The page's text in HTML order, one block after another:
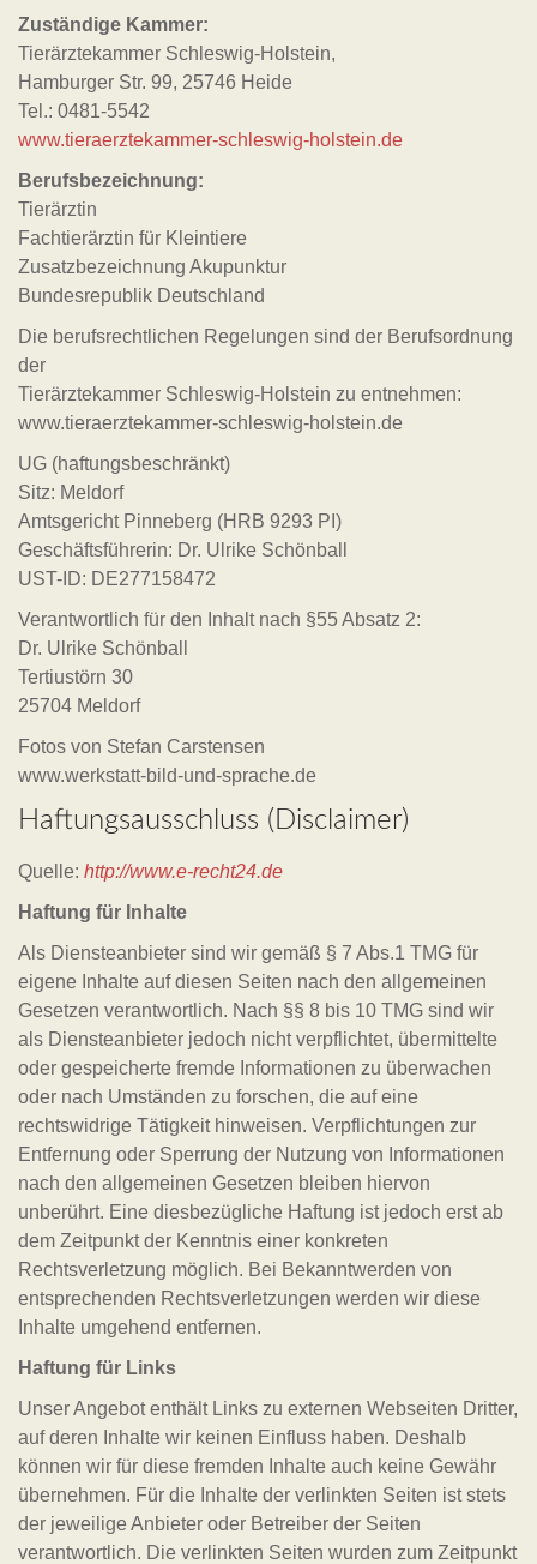
Zuständige Kammer:
Tierärztekammer Schleswig-Holstein,
Hamburger Str. 99, 25746 Heide
Tel.: 0481-5542
www.tieraerztekammer-schleswig-holstein.de
Berufsbezeichnung:
Tierärztin
Fachtierärztin für Kleintiere
Zusatzbezeichnung Akupunktur
Bundesrepublik Deutschland
Die berufsrechtlichen Regelungen sind der Berufsordnung
der
Tierärztekammer Schleswig-Holstein zu entnehmen:
www.tieraerztekammer-schleswig-holstein.de
UG (haftungsbeschränkt)
Sitz: Meldorf
Amtsgericht Pinneberg (HRB 9293 PI)
Geschäftsführerin: Dr. Ulrike Schönball
UST-ID: DE277158472
Verantwortlich für den Inhalt nach §55 Absatz 2:
Dr. Ulrike Schönball
Tertiustörn 30
25704 Meldorf
Fotos von Stefan Carstensen
www.werkstatt-bild-und-sprache.de
Haftungsausschluss (Disclaimer)
Quelle: http://www.e-recht24.de
Haftung für Inhalte
Als Diensteanbieter sind wir gemäß § 7 Abs.1 TMG für
eigene Inhalte auf diesen Seiten nach den allgemeinen
Gesetzen verantwortlich. Nach §§ 8 bis 10 TMG sind wir
als Diensteanbieter jedoch nicht verpflichtet, übermittelte
oder gespeicherte fremde Informationen zu überwachen
oder nach Umständen zu forschen, die auf eine
rechtswidrige Tätigkeit hinweisen. Verpflichtungen zur
Entfernung oder Sperrung der Nutzung von Informationen
nach den allgemeinen Gesetzen bleiben hiervon
unberührt. Eine diesbezügliche Haftung ist jedoch erst ab
dem Zeitpunkt der Kenntnis einer konkreten
Rechtsverletzung möglich. Bei Bekanntwerden von
entsprechenden Rechtsverletzungen werden wir diese
Inhalte umgehend entfernen.
Haftung für Links
Unser Angebot enthält Links zu externen Webseiten Dritter,
auf deren Inhalte wir keinen Einfluss haben. Deshalb
können wir für diese fremden Inhalte auch keine Gewähr
übernehmen. Für die Inhalte der verlinkten Seiten ist stets
der jeweilige Anbieter oder Betreiber der Seiten
verantwortlich. Die verlinkten Seiten wurden zum Zeitpunkt